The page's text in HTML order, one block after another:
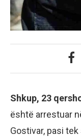
Shkup, 23
është arrestuar
Gostivar, pasi